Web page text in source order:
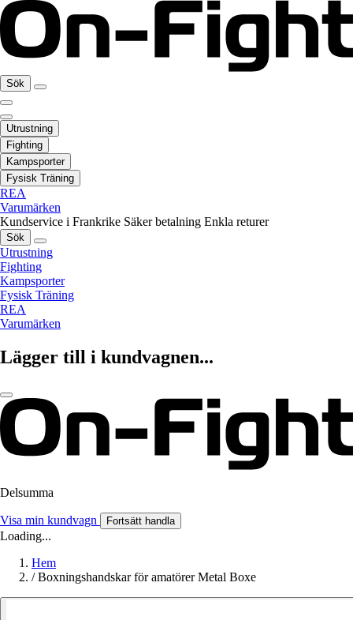
Sök
Utrustning
Fighting
Kampsporter
Fysisk Träning
REA
Varumärken
Kundservice i Frankrike Säker betalning Enkla returer
Sök
Utrustning
Fighting
Kampsporter
Fysisk Träning
REA
Varumärken
Lägger till i kundvagnen...
Delsumma
Visa min kundvagn Fortsätt handla
Loading...
Hem
/ Boxningshandskar för amatörer Metal Boxe